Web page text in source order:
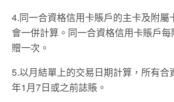
4.同一合資格信用卡賬戶的主卡及附屬
會一併計算。同一合資格信用卡賬戶
贈一次。
5.以月結單上的交易日期計算，所有合
年1 月7日或之前誌賬。